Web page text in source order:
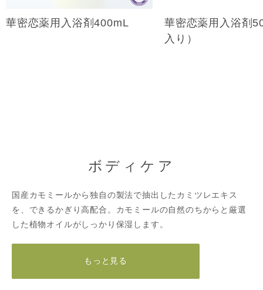
華密恋薬用入浴剤400mL
華密恋薬用入浴剤
入り）
ボディケア
国産カモミールから独自の製法で抽出したカミツレエキス
を、できるかぎり高配合。カモミールの自然のちからと厳選
した植物オイルがしっかり保湿します。
もっと見る